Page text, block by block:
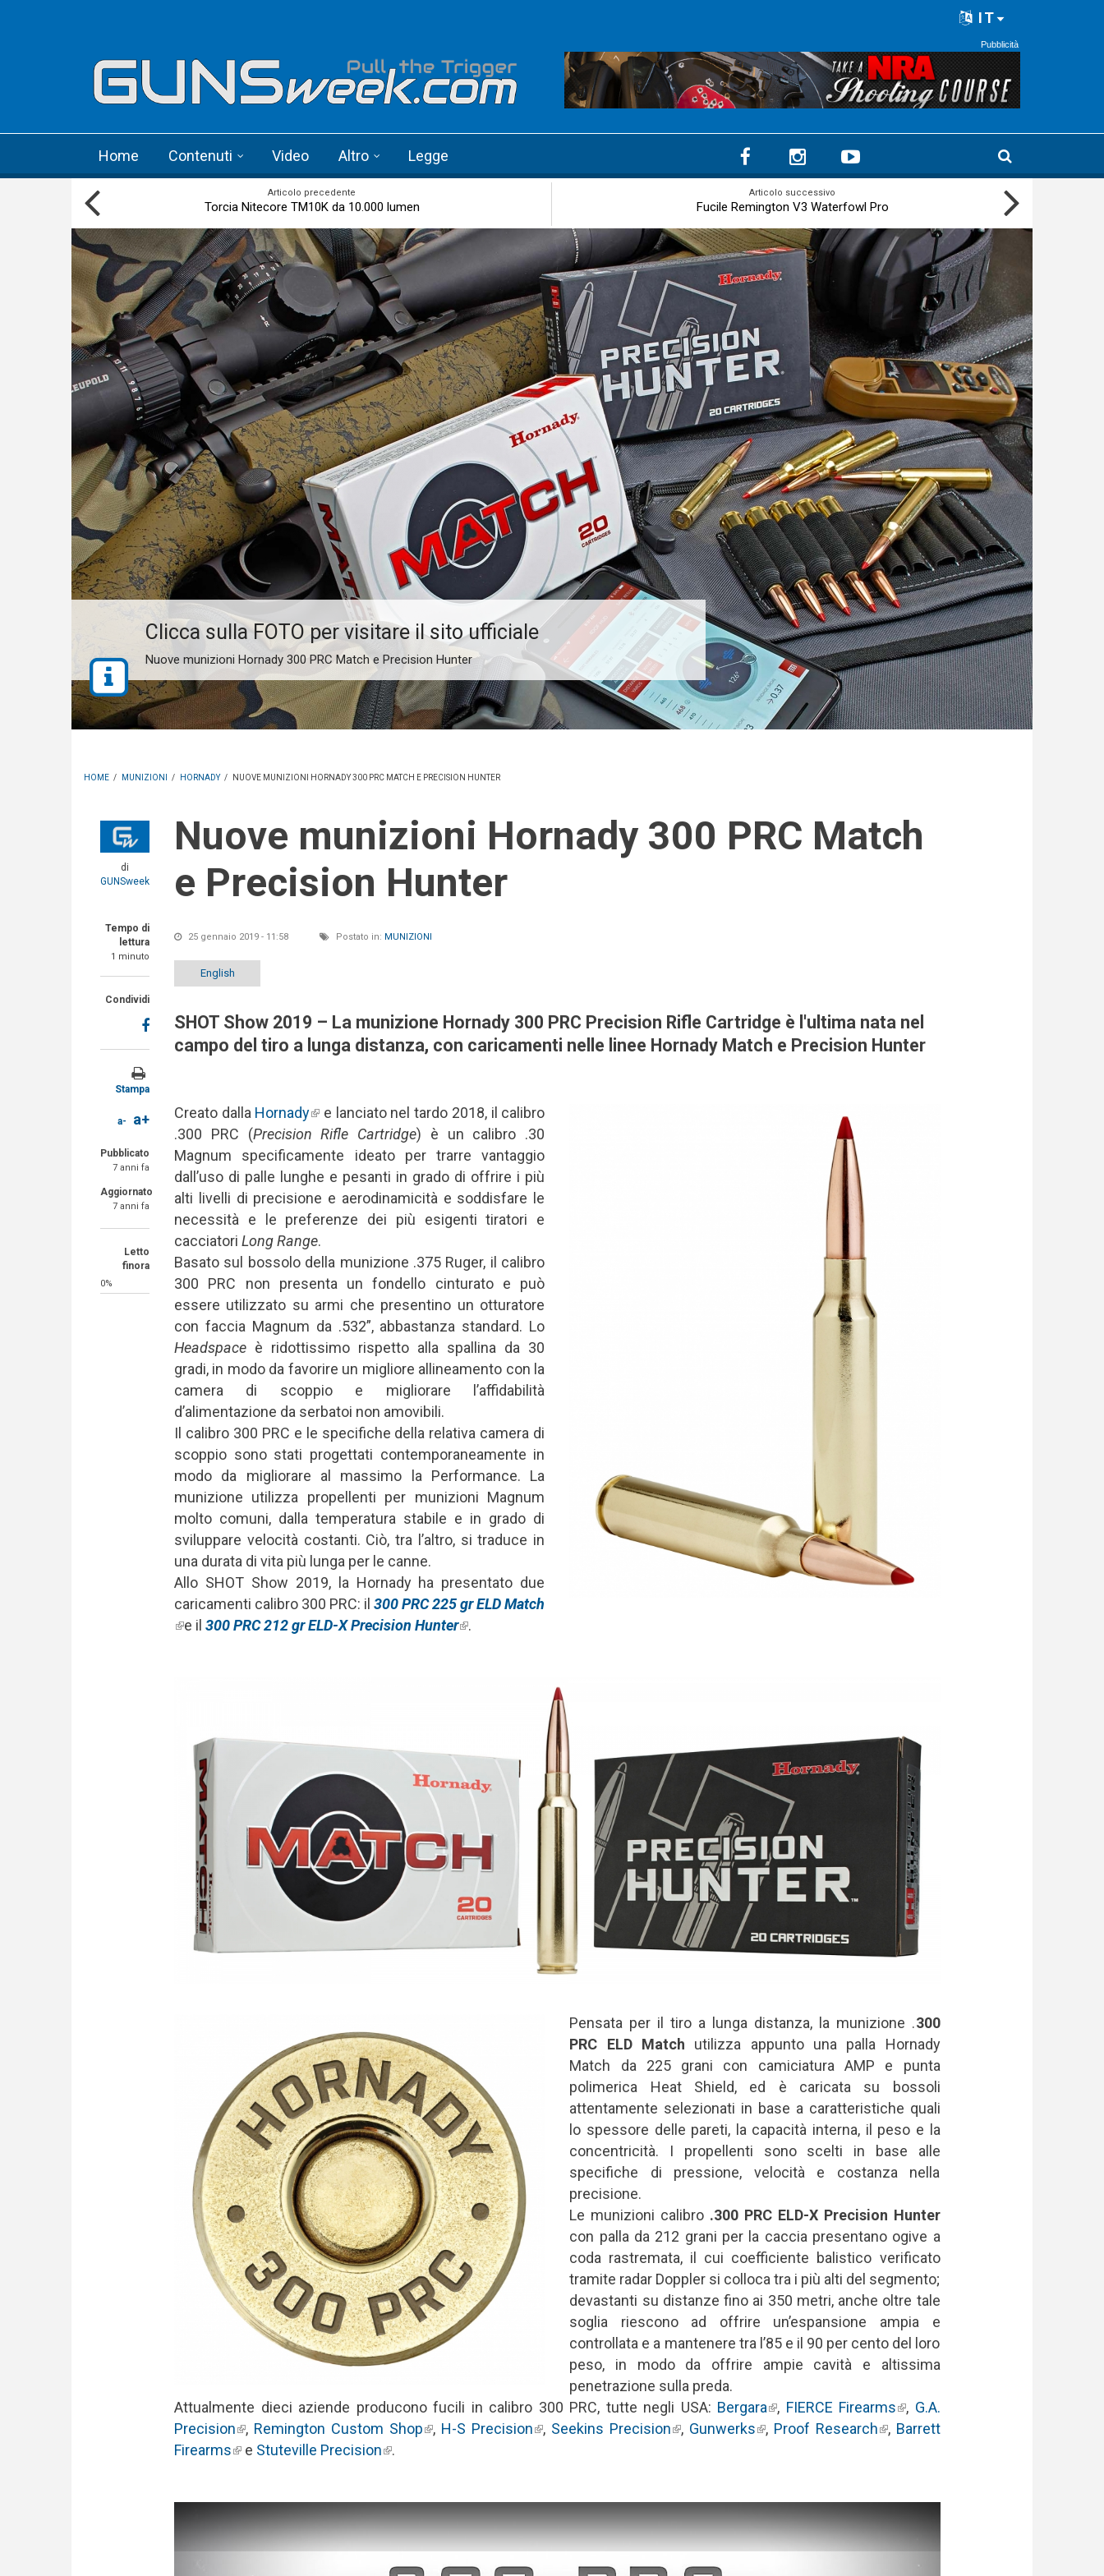
IT
Pubblicità
Home Contenuti Video Altro Legge
Articolo precedente
Torcia Nitecore TM10K da 10.000 lumen
Articolo successivo
Fucile Remington V3 Waterfowl Pro
HOME / MUNIZIONI / HORNADY / NUOVE MUNIZIONI HORNADY 300 PRC MATCH E PRECISION HUNTER
di
GUNSweek
Tempo di
lettura
1 minuto
Condividi
Stampa
a- a+
Pubblicato
7 anni fa
Aggiornato
7 anni fa
Letto
finora
0%
Nuove munizioni Hornady 300 PRC Match
e Precision Hunter
25 gennaio 2019 - 11:58 Postato in: MUNIZIONI
English
SHOT Show 2019 – La munizione Hornady 300 PRC Precision Rifle Cartridge è l'ultima nata nel
campo del tiro a lunga distanza, con caricamenti nelle linee Hornady Match e Precision Hunter
Creato dalla Hornady(link is external)
e lanciato nel tardo 2018, il calibro
.300 PRC (Precision Rifle Cartridge) è un calibro .30
Magnum specificamente ideato per trarre vantaggio
dall’uso di palle lunghe e pesanti in grado di offrire i più
alti livelli di precisione e aerodinamicità e soddisfare le
necessità e le preferenze dei più esigenti tiratori e
cacciatori Long Range.
Basato sul bossolo della munizione .375 Ruger, il calibro
300 PRC non presenta un fondello cinturato e può
essere utilizzato su armi che presentino un otturatore
con faccia Magnum da .532”, abbastanza standard. Lo
Headspace è ridottissimo rispetto alla spallina da 30
gradi, in modo da favorire un migliore allineamento con la
camera di scoppio e migliorare l’affidabilità
d’alimentazione da serbatoi non amovibili.
Il calibro 300 PRC e le specifiche della relativa camera di
scoppio sono stati progettati contemporaneamente in
modo da migliorare al massimo la Performance. La
munizione utilizza propellenti per munizioni Magnum
molto comuni, dalla temperatura stabile e in grado di
sviluppare velocità costanti. Ciò, tra l’altro, si traduce in
una durata di vita più lunga per le canne.
Allo SHOT Show 2019, la Hornady ha presentato due
caricamenti calibro 300 PRC: il300 PRC 225 gr ELD Match
(link is external)
e il 300 PRC 212 gr ELD-X Precision Hunter(link is external)
.
Pensata per il tiro a lunga distanza, la munizione .300
PRC ELD Match utilizza appunto una palla Hornady
Match da 225 grani con camiciatura AMP e punta
polimerica Heat Shield, ed è caricata su bossoli
attentamente selezionati in base a caratteristiche quali
lo spessore delle pareti, la capacità interna, il peso e la
concentricità. I propellenti sono scelti in base alle
specifiche di pressione, velocità e costanza nella
precisione.
Le munizioni calibro .300 PRC ELD-X Precision Hunter
con palla da 212 grani per la caccia presentano ogive a
coda rastremata, il cui coefficiente balistico verificato
tramite radar Doppler si colloca tra i più alti del segmento;
devastanti su distanze fino ai 350 metri, anche oltre tale
soglia riescono ad offrire un’espansione ampia e
controllata e a mantenere tra l’85 e il 90 per cento del loro
peso, in modo da offrire ampie cavità e altissima
penetrazione sulla preda.
Attualmente dieci aziende producono fucili in calibro 300 PRC, tutte negli USA: Bergara(link is external)
, FIERCE Firearms(link is
external)
, G.A.
Precision(link is external)
, Remington Custom Shop(link is external)
, H-S Precision(link is external)
, Seekins Precision(link is external)
, Gunwerks(link is external)
, Proof Research(link is
, Barrett
Firearms(link is external)
e Stuteville Precision(link is external)
.